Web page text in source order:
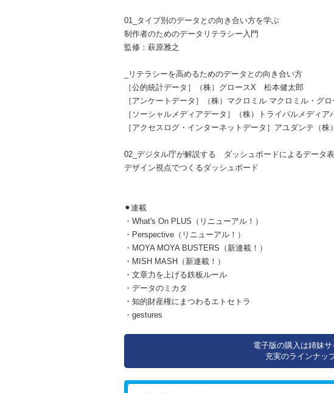
01_タイプ別のデータとの向き合い方を学ぶ
制作者のためのデータリテラシー入門
監修：萩原雅之
_リテラシーを高めるためのデータとの向き合い方
［公的統計データ］（株）グロースX 松本健太郎
［アンケートデータ］（株）マクロミル マクロミル・グ
［ソーシャルメディアデータ］（株）トライバルメディア
［アクセスログ・インターネットデータ］アユダンテ（株
02_デジタル庁が解説する ダッシュボードによるデータ
デザイン視点でつくるダッシュボード
⚫︎連載
・What's On PLUS（リニューアル！）
・Perspective（リニューアル！）
・MOYA MOYA BUSTERS（新連載！）
・MISH MASH（新連載！）
・文章力を上げる鉄板ルール
・データのミカタ
・知的財産権にまつわるエトセトラ
・gestures
電子版の購入は姉妹
充実のラインナッ